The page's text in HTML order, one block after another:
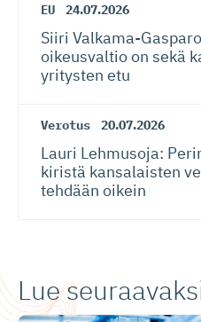
EU 24.07.2026
Siiri Valkama-
oikeusvaltio on sekä
yritysten etu
Verotus 20.07.2026
Lauri Lehmusoja:
kiristä kansalaisten
tehdään oikein
Lue